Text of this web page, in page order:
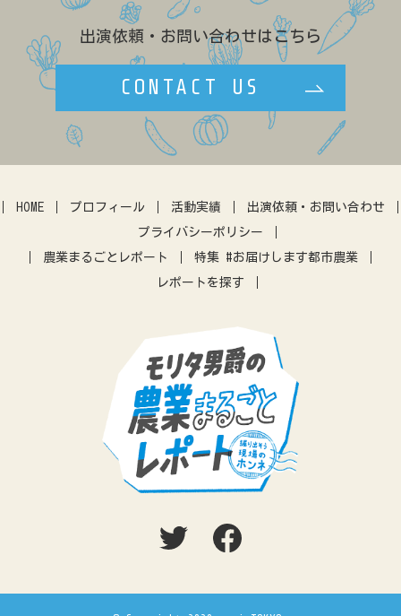
キャリア ネパール
効率化 農政 ブランディング
ゲストハウス 学生 八百屋
民設直売所 少量多品目
マルシェ 伝統野菜
田んぼ体験 農地問題
アーバンファーミング 古民家 体験農園
アプリ 農業振興
差別化 営農指導 農機
出演依頼・お問い合わせはこちら
CONTACT US
HOME プロフィール 活動実績
出演依頼・お問い合わせ
プライバシーポリシー
農業まるごとレポート
特集 #お届けします都市農業
レポートを探す